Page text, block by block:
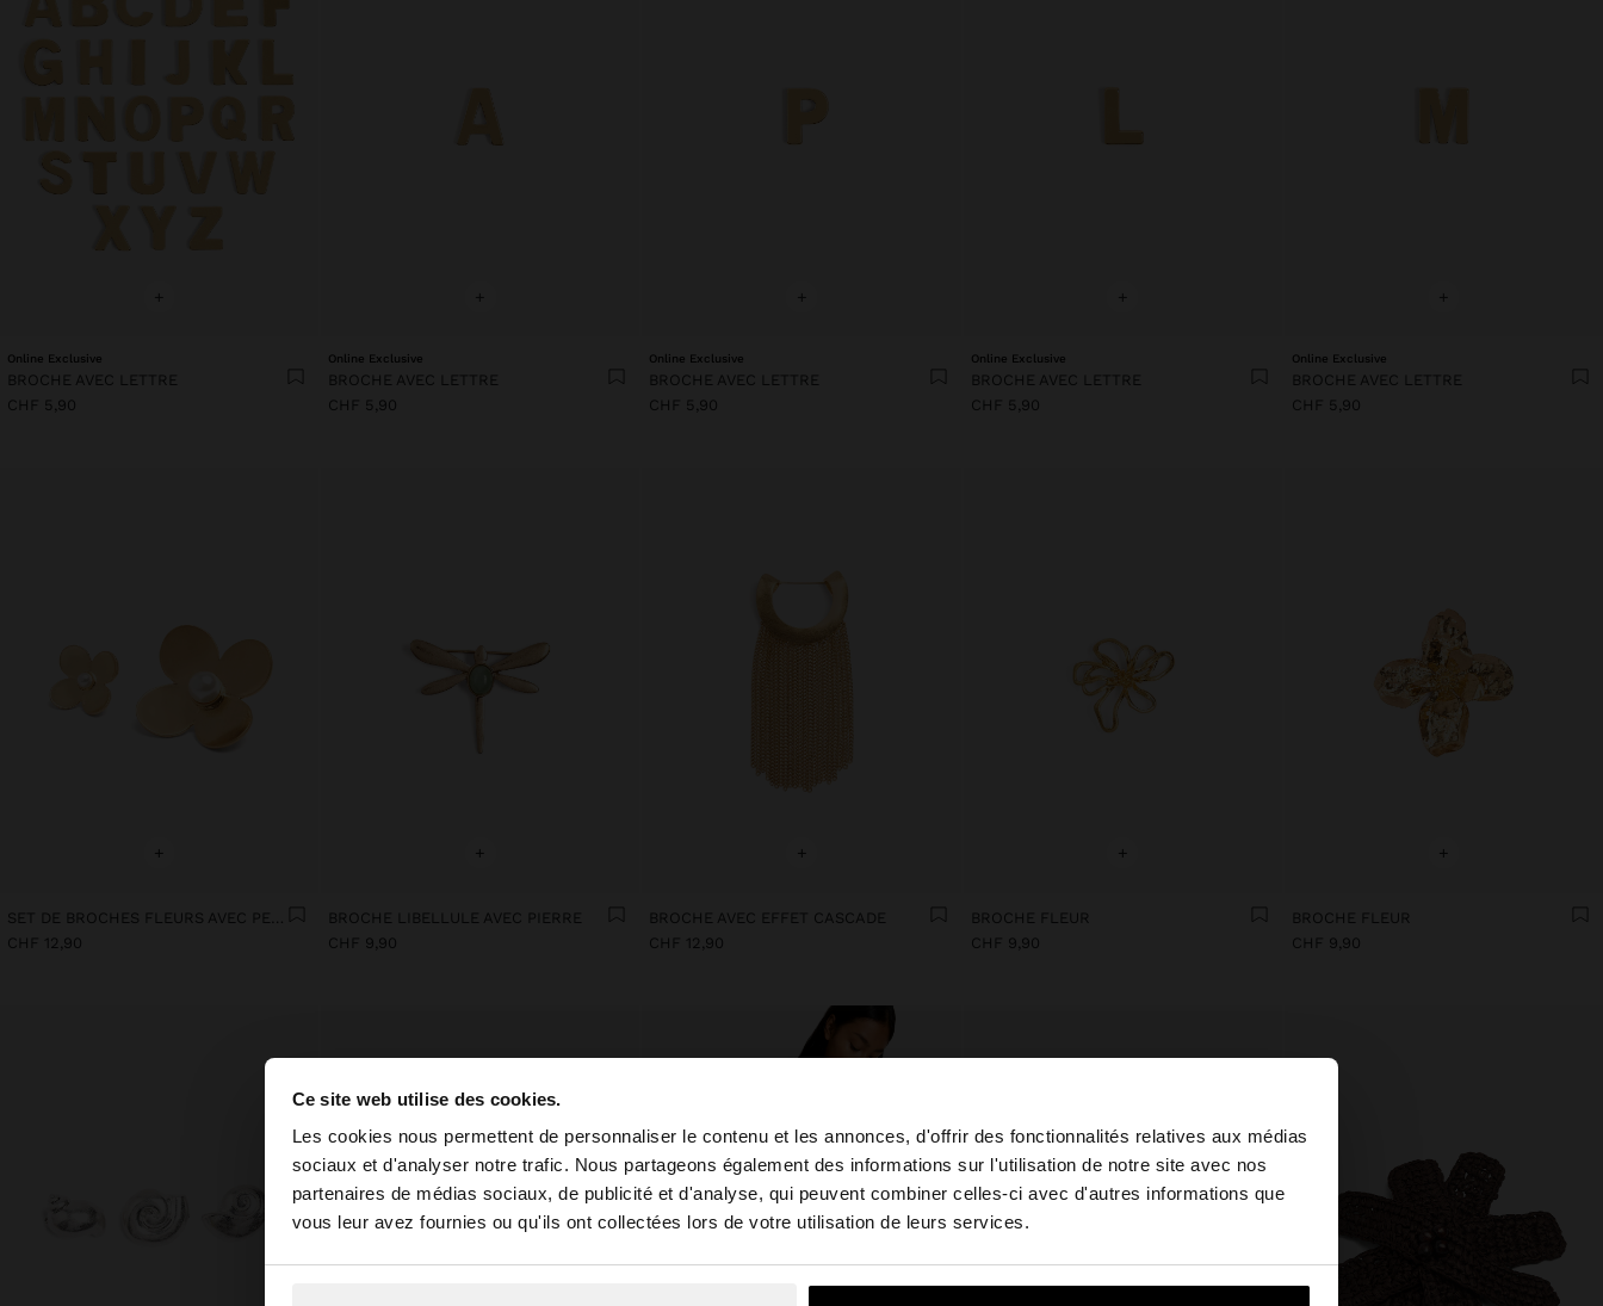
Ce site web utilise des cookies.
Les cookies nous permettent de personnaliser le contenu et les annonces, d'offrir des fonctionnalités relatives aux médias
sociaux et d'analyser notre trafic. Nous partageons également des informations sur l'utilisation de notre site avec nos
partenaires de médias sociaux, de publicité et d'analyse, qui peuvent combiner celles-ci avec d'autres informations que
vous leur avez fournies ou qu'ils ont collectées lors de votre utilisation de leurs services.
bonjour ×
Vous accédez au site depuis Suisse. Voulez-vous parcourir notre site au United States?
Non, je souhaite rester sur Suisse Oui, dirigez-moi vers United States
+
Online Exclusive
BROCHE AVEC LETTRE
CHF 5,90
+
Online Exclusive
BROCHE AVEC LETTRE
CHF 5,90
+
Online Exclusive
BROCHE AVEC LETTRE
CHF 5,90
+
Online Exclusive
BROCHE AVEC LETTRE
CHF 5,90
+
Online Exclusive
BROCHE AVEC LETTRE
CHF 5,90
+
CHF 12,90
+
BROCHE LIBELLULE AVEC PIERRE
CHF 9,90
+
BROCHE AVEC EFFET CASCADE
CHF 12,90
+
BROCHE FLEUR
CHF 9,90
+
BROCHE FLEUR
CHF 9,90